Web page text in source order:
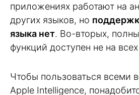
приложениях работают на
других языков, но
языка нет. Во-вторых,
функций доступен не на
Чтобы пользоваться всеми
Apple Intelligence,